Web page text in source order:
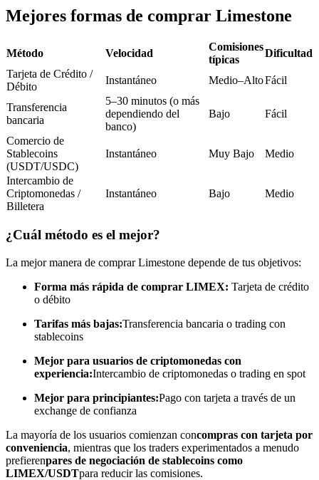
Futuros que utilizan USDC como garantía
Copiar Trading
Únete a los mejores traders
Conviértete en un Trader de Copia
Mejores formas de comprar Limestone
Método Velocidad
Comisiones
típicas
Dificultad
Tarjeta de Crédito /
Débito
Instantáneo Medio–AltoFácil
Transferencia
bancaria
5–30 minutos (o más
dependiendo del
banco)
Bajo Fácil
Comercio de
Stablecoins
(USDT/USDC)
Instantáneo Muy Bajo Medio
Intercambio de
Criptomonedas /
Billetera
Instantáneo Bajo Medio
¿Cuál método es el mejor?
La mejor manera de comprar Limestone depende de tus objetivos:
Forma más rápida de comprar LIMEX: Tarjeta de crédito
o débito
Tarifas más bajas:Transferencia bancaria o trading con
stablecoins
Mejor para usuarios de criptomonedas con
experiencia:Intercambio de criptomonedas o trading en spot
Mejor para principiantes:Pago con tarjeta a través de un
exchange de confianza
La mayoría de los usuarios comienzan concompras con tarjeta por
conveniencia, mientras que los traders experimentados a menudo
prefierenpares de negociación de stablecoins como
LIMEX/USDTpara reducir las comisiones.